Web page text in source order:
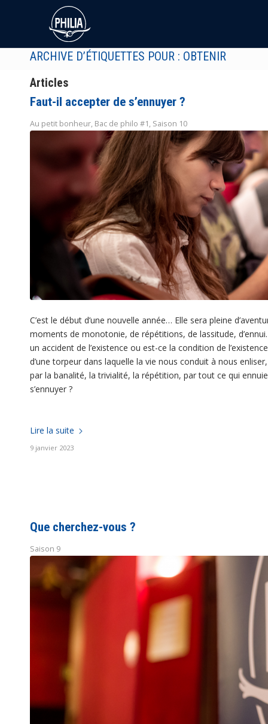
ARCHIVE D’ÉTIQUETTES POUR : OBTENIR
Articles
Faut-il accepter de s’ennuyer ?
Au petit bonheur, Bac de philo #1, Saison 10
C’est le début d’une nouvelle année… Elle sera pleine
moments de monotonie, de répétitions, de lassitude,
un accident de l’existence ou est-ce la condition de
d’une torpeur dans laquelle la vie nous conduit à nous
par la banalité, la trivialité, la répétition, par tout ce qui
s’ennuyer ?
Lire la suite
9 janvier 2023
Que cherchez-vous ?
Saison 9